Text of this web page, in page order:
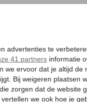
VERRE REIZEN